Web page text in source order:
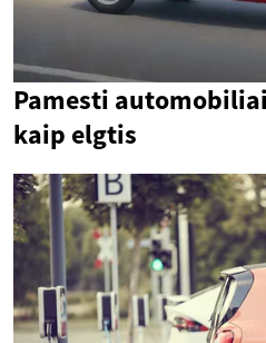
Pamesti
kaip elgtis